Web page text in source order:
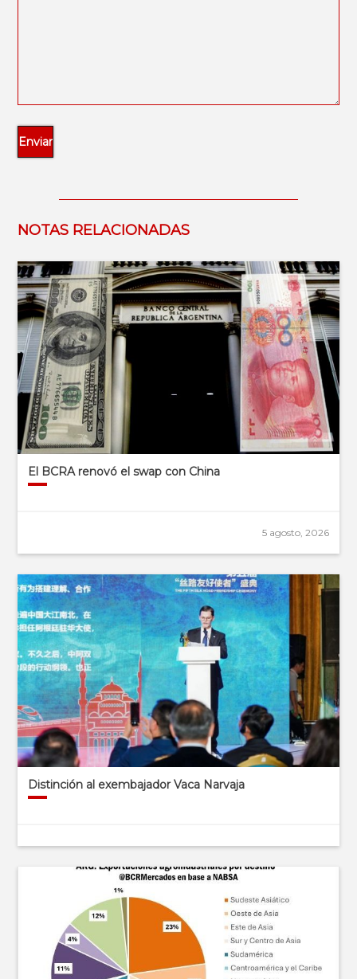
NOTAS RELACIONADAS
El BCRA renovó el swap con China
5 agosto, 2026
Distinción al exembajador Vaca Narvaja